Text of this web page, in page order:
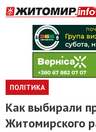
ПОЛІТИКА
Как выбирали
Житомирского